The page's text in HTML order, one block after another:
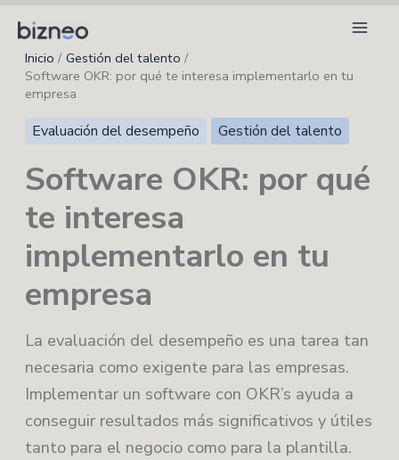
contenido
Inicio
Gestión del talento
Software OKR: por qué te interesa implementarlo en tu
empresa
Evaluación del desempeño Gestión del talento
Software OKR: por qué
te interesa
implementarlo en tu
empresa
La evaluación del desempeño es una tarea tan
necesaria como exigente para las empresas.
Implementar un software con OKR’s ayuda a
conseguir resultados más significativos y útiles
tanto para el negocio como para la plantilla.